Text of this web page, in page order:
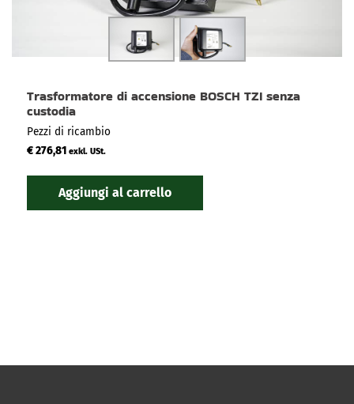
Trasformatore di accensione BOSCH TZI senza
custodia
Pezzi di ricambio
€276,81 exkl. USt.
Aggiungi al carrello